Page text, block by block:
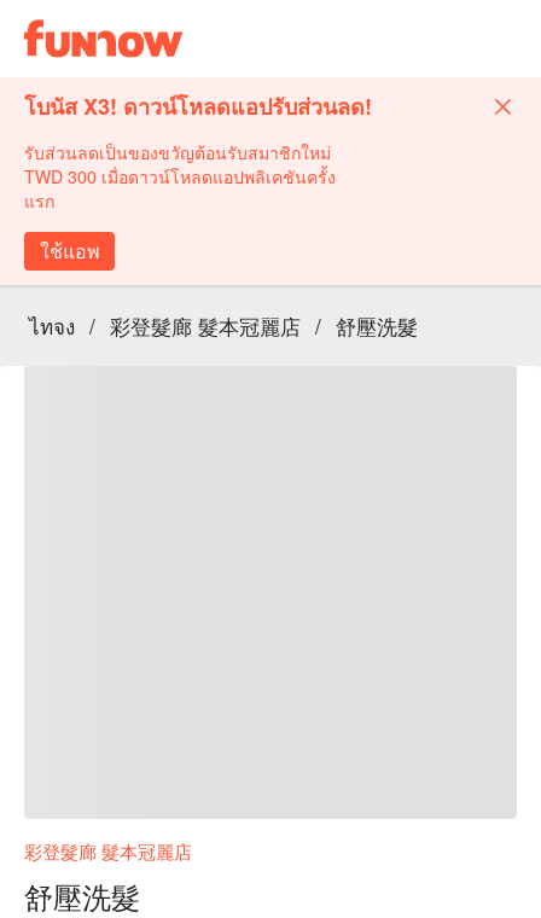
โบนัส X3! ดาวน์โหลดแอปรับส่วนลด!
รับส่วนลดเป็นของขวัญต้อนรับสมาชิกใหม่
TWD 300 เมื่อดาวน์โหลดแอปพลิเคชันครั้ง
แรก
ใช้แอพ
ไทจง / 彩登髮廊 髮本冠麗店 / 舒壓洗髮
彩登髮廊 髮本冠麗店
舒壓洗髮